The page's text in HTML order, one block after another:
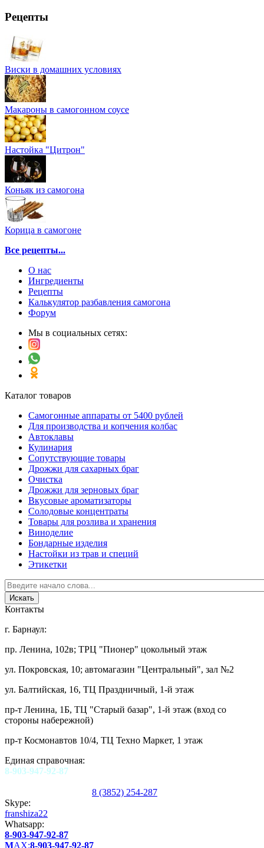
Рецепты
Виски в домашних условиях
Макароны в самогонном соусе
Настойка "Цитрон"
Коньяк из самогона
Корица в самогоне
Все рецепты...
О нас
Ингредиенты
Рецепты
Калькулятор разбавления самогона
Форум
Мы в социальных сетях:
Каталог товаров
Самогонные аппараты от 5400 рублей
Для производства и копчения колбас
Автоклавы
Кулинария
Сопутствующие товары
Дрожжи для сахарных браг
Очистка
Дрожжи для зерновых браг
Вкусовые ароматизаторы
Солодовые концентраты
Товары для розлива и хранения
Виноделие
Бондарные изделия
Настойки из трав и специй
Этикетки
Контакты
г. Барнаул:
пр. Ленина, 102в; ТРЦ "Пионер" цокольный этаж
ул. Покровская, 10; автомагазин "Центральный", зал №2
ул. Балтийская, 16, ТЦ Праздничный, 1-й этаж
пр-т Ленина, 1Б, ТЦ "Старый базар", 1-й этаж (вход со
стороны набережной)
пр-т Космонавтов 10/4, ТЦ Техно Маркет, 1 этаж
Единая справочная:
8-903-947-92-87
8 (3852) 254-287
Skype:
franshiza22
Whatsapp:
8-903-947-92-87
MAX:8-903-947-92-87